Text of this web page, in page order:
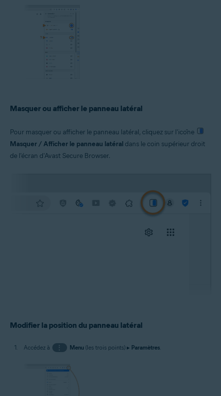
Masquer ou afficher le panneau latéral
Pour masquer ou afficher le panneau latéral, cliquez sur l'icône
Masquer / Afficher le panneau latéral dans le coin supérieur droit
de l'écran d'Avast Secure Browser.
Modifier la position du panneau latéral
Accédez à ⋮ Menu(les trois points) ▸ Paramètres.